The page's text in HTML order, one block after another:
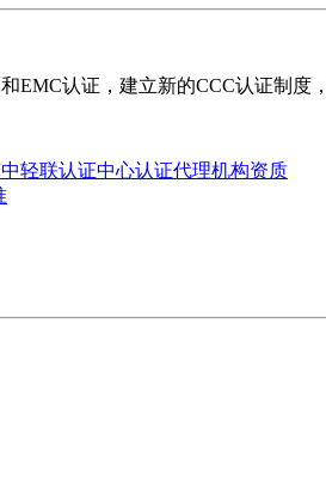
EMC认证，建立新的CCC认证制
轻联认证中心认证代理机构资质